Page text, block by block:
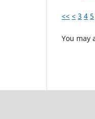
<< < 3 4 5
You may